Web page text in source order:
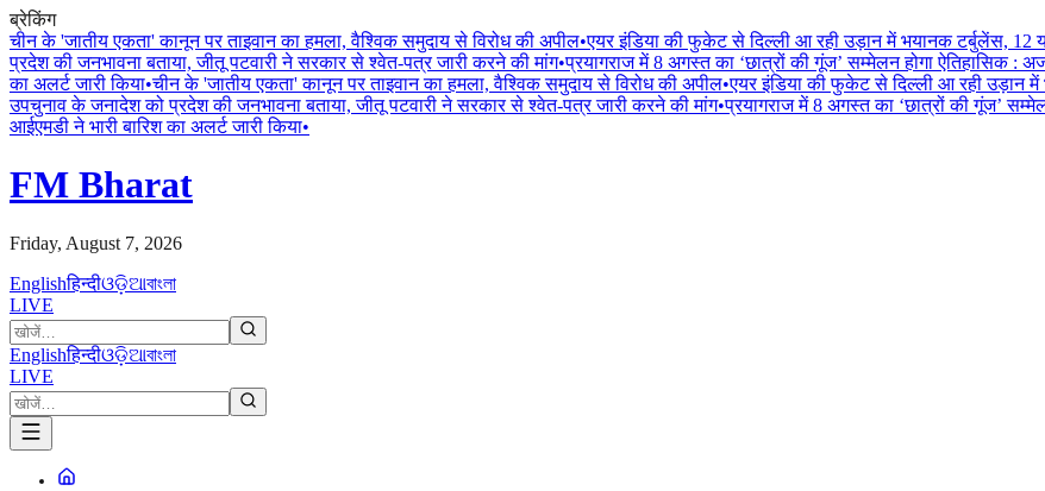
ब्रेकिंग
चीन के 'जातीय एकता' कानून पर ताइवान का हमला, वैश्विक समुदाय से विरोध की अपील•एयर इंडिया की फुकेट से दिल्ली आ रही उड़ान में भयानक टर्बुलेंस, 12
प्रदेश की जनभावना बताया, जीतू पटवारी ने सरकार से श्वेत-पत्र जारी करने की मांग•प्रयागराज में 8 अगस्त का ‘छात्रों की गूंज’ सम्मेलन होगा ऐतिहासिक :
का अलर्ट जारी किया•चीन के 'जातीय एकता' कानून पर ताइवान का हमला, वैश्विक समुदाय से विरोध की अपील•एयर इंडिया की फुकेट से दिल्ली आ रही उड़ान
उपचुनाव के जनादेश को प्रदेश की जनभावना बताया, जीतू पटवारी ने सरकार से श्वेत-पत्र जारी करने की मांग•प्रयागराज में 8 अगस्त का ‘छात्रों की गूंज’
आईएमडी ने भारी बारिश का अलर्ट जारी किया•
FM Bharat
Friday, August 7, 2026
Englishहिन्दीଓଡ଼ିଆবাংলা
LIVE
Englishहिन्दीଓଡ଼ିଆবাংলা
LIVE